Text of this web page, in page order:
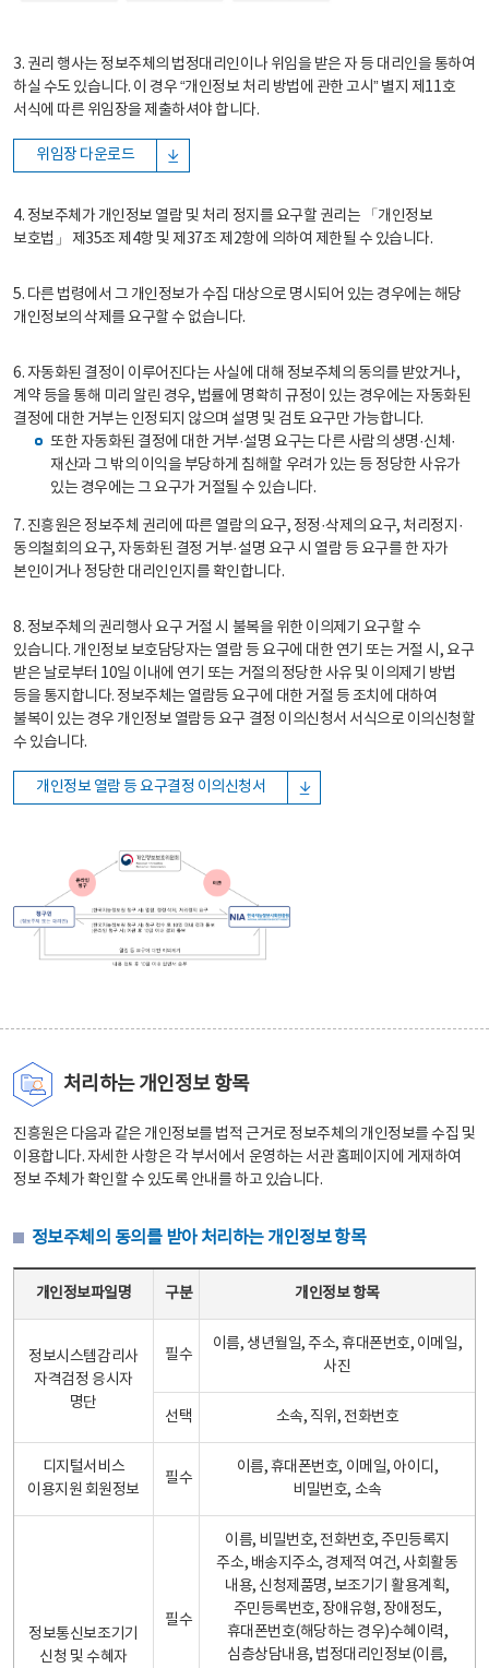
3. 권리 행사는 정보주체의 법정대리인이나 위임을 받은 자 등 대리인을 통하여
하실 수도 있습니다. 이 경우 “개인정보 처리 방법에 관한 고시” 별지 제11호
서식에 따른 위임장을 제출하셔야 합니다.
위임장 다운로드
4. 정보주체가 개인정보 열람 및 처리 정지를 요구할 권리는 「개인정보
보호법」 제35조 제4항 및 제37조 제2항에 의하여 제한될 수 있습니다.
5. 다른 법령에서 그 개인정보가 수집 대상으로 명시되어 있는 경우에는 해당
개인정보의 삭제를 요구할 수 없습니다.
6. 자동화된 결정이 이루어진다는 사실에 대해 정보주체의 동의를 받았거나,
계약 등을 통해 미리 알린 경우, 법률에 명확히 규정이 있는 경우에는 자동화된
결정에 대한 거부는 인정되지 않으며 설명 및 검토 요구만 가능합니다.
또한 자동화된 결정에 대한 거부·설명 요구는 다른 사람의 생명·신체·
재산과 그 밖의 이익을 부당하게 침해할 우려가 있는 등 정당한 사유가
있는 경우에는 그 요구가 거절될 수 있습니다.
7. 진흥원은 정보주체 권리에 따른 열람의 요구, 정정·삭제의 요구, 처리정지·
동의철회의 요구, 자동화된 결정 거부·설명 요구 시 열람 등 요구를 한 자가
본인이거나 정당한 대리인인지를 확인합니다.
8. 정보주체의 권리행사 요구 거절 시 불복을 위한 이의제기 요구할 수
있습니다. 개인정보 보호담당자는 열람 등 요구에 대한 연기 또는 거절 시, 요구
받은 날로부터 10일 이내에 연기 또는 거절의 정당한 사유 및 이의제기 방법
등을 통지합니다. 정보주체는 열람등 요구에 대한 거절 등 조치에 대하여
불복이 있는 경우 개인정보 열람등 요구 결정 이의신청서 서식으로 이의신청할
수 있습니다.
개인정보 열람 등 요구결정 이의신청서
처리하는 개인정보 항목
진흥원은 다음과 같은 개인정보를 법적 근거로 정보주체의 개인정보를 수집 및
이용합니다. 자세한 사항은 각 부서에서 운영하는 서관 홈페이지에 게재하여
정보 주체가 확인할 수 있도록 안내를 하고 있습니다.
정보주체의 동의를 받아 처리하는 개인정보 항목
개인정보파일명 구분 개인정보 항목
정보시스템감리사
자격검정 응시자
명단
필수
이름, 생년월일, 주소, 휴대폰번호, 이메일,
사진
선택 소속, 직위, 전화번호
디지털서비스
이용지원 회원정보
필수
이름, 휴대폰번호, 이메일, 아이디,
비밀번호, 소속
정보통신보조기기
신청 및 수혜자
필수
이름, 비밀번호, 전화번호, 주민등록지
주소, 배송지주소, 경제적 여건, 사회활동
내용, 신청제품명, 보조기기 활용계획,
주민등록번호, 장애유형, 장애정도,
휴대폰번호(해당하는 경우)수혜이력,
심층상담내용, 법정대리인정보(이름,